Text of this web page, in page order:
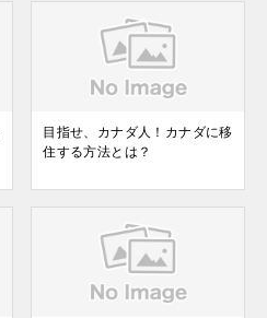
目指せ、カナダ人！カナダに移
住する方法とは？